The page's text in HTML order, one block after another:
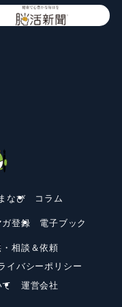
なび コラム
ガ登録 電子ブック
相談＆依頼
イバシーポリシー
運営会社